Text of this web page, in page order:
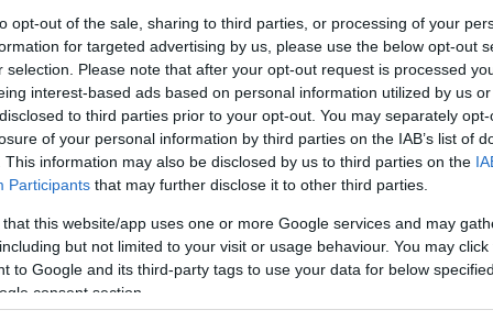
opt-out of the sale, sharing to third parties, or processing of your
for targeted advertising by us, please use the below opt-out
selection. Please note that after your opt-out request is processed
interest-based ads based on personal information utilized by us
to third parties prior to your opt-out. You may separately
of your personal information by third parties on the IAB’s list of
This information may also be disclosed by us to third parties on the
Participants that may further disclose it to other third parties.
that this website/app uses one or more Google services and may
but not limited to your visit or usage behaviour. You may
to Google and its third-party tags to use your data for below
consent section.
Articolo originale pubblicato il 25 marzo 2011
News! ENTRA NEL NOSTRO CANALE
FACEBOOK CONDIVIDI SUTWITTER
sta ridisegnando il processo educativo